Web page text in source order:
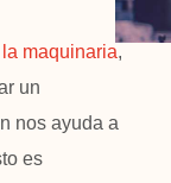
maquinaria,
un
nos ayuda a
es